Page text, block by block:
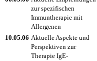
zur spezifischen
Immuntherapie mit
Allergenen
10.05.06 Aktuelle Aspekte und
Perspektiven zur
Therapie IgE-